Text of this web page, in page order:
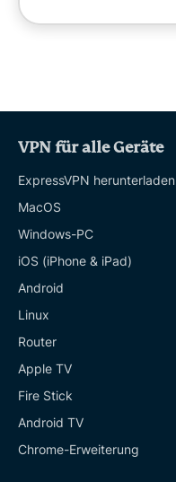
VPN für alle Geräte
ExpressVPN herunterladen
MacOS
Windows-PC
iOS (iPhone & iPad)
Android
Linux
Router
Apple TV
Fire Stick
Android TV
Chrome-Erweiterung